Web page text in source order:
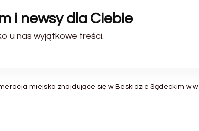
i newsy dla Ciebie
u nas wyjątkowe treści.
miejska znajdujące się w Beskidzie Sądeckim w